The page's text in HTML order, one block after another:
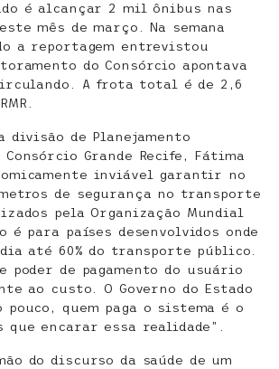
é alcançar 2 mil ônibus nas
mês de março. Na semana
a reportagem entrevistou
do Consórcio apontava
A frota total é de 2,6
divisão de Planejamento
Grande Recife, Fátima
inviável garantir no
de segurança no transporte
pela Organização Mundial
é para países desenvolvidos onde
até 60% do transporte público.
poder de pagamento do usuário
ao custo. O Governo do Estado
quem paga o sistema é o
que encarar essa realidade”.
do discurso da saúde de um